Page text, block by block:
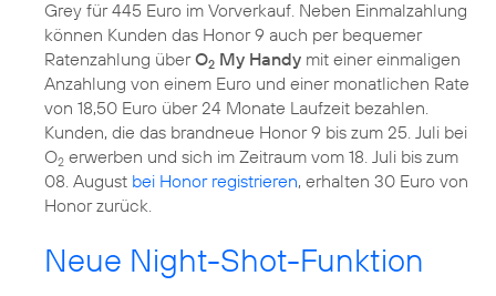
Grey für 445 Euro im Vorverkauf. Neben Einmalzahlung
können Kunden das Honor 9 auch per bequemer
Ratenzahlung überO2 My Handy mit einer einmaligen
Anzahlung von einem Euro und einer monatlichen Rate
von 18,50 Euro über 24 Monate Laufzeit bezahlen.
Kunden, die das brandneue Honor 9 bis zum 25. Juli bei
O2 erwerben und sich im Zeitraum vom 18. Juli bis zum
08. August bei Honor registrieren, erhalten 30 Euro von
Honor zurück.
Neue Night-Shot-Funktion